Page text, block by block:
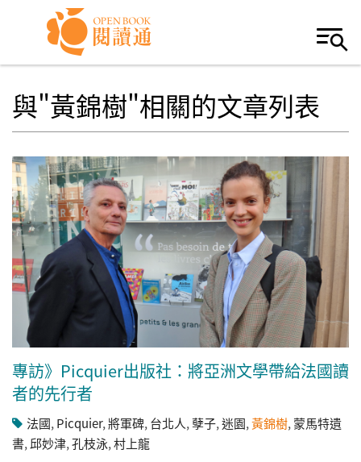
Skip to navigation
移至主內容
與"黃錦樹"相關的文章列表
專訪》Picquier出版社：將亞洲文學帶給法國讀
者的先行者
法國, Picquier,將軍碑, 台北人,孽子,迷園,黃錦樹, 蒙馬特遺
書, 邱妙津,孔枝泳,村上龍